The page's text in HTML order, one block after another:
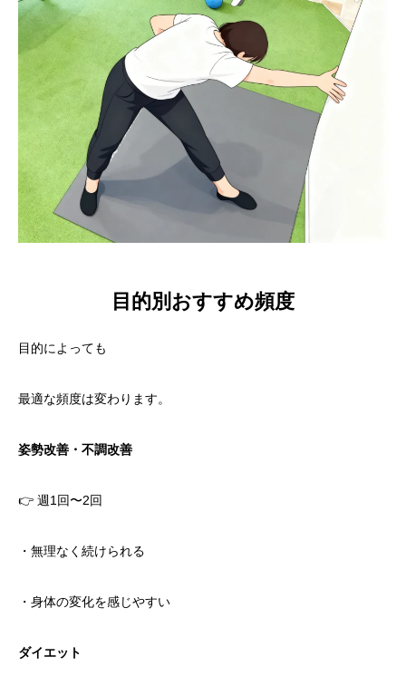
目的別おすすめ頻度
目的によっても
最適な頻度は変わります。
姿勢改善・不調改善
👉 週1回〜2回
・無理なく続けられる
・身体の変化を感じやすい
ダイエット